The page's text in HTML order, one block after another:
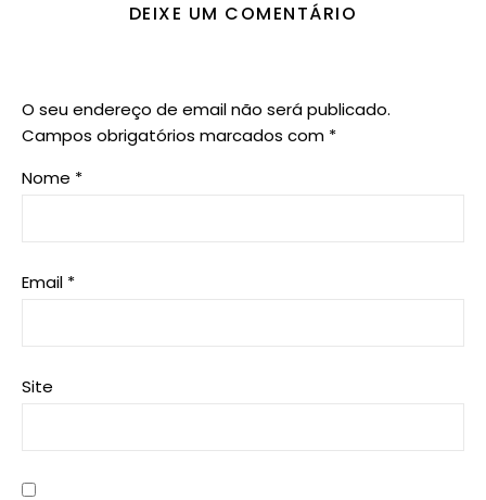
DEIXE UM COMENTÁRIO
O seu endereço de email não será publicado.
Campos obrigatórios marcados com *
Nome *
Email *
Site